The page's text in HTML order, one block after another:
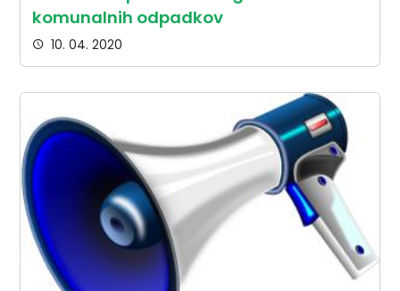
komunalnih odpadkov
10. 04. 2020